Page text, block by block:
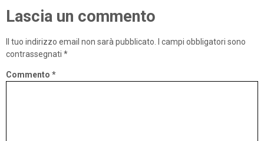
Lascia un commento
Il tuo indirizzo email non sarà pubblicato.
I campi obbligatori sono
contrassegnati *
Commento *